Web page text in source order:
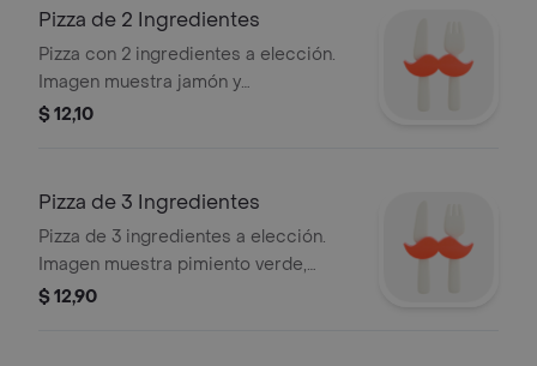
Pizza de 2 Ingredientes
Pizza con 2 ingredientes a elección.
Imagen muestra jamón y
champiñones.
$ 12,10
Pizza de 3 Ingredientes
Pizza de 3 ingredientes a elección.
Imagen muestra pimiento verde,
cebolla y aceitunas.
$ 12,90